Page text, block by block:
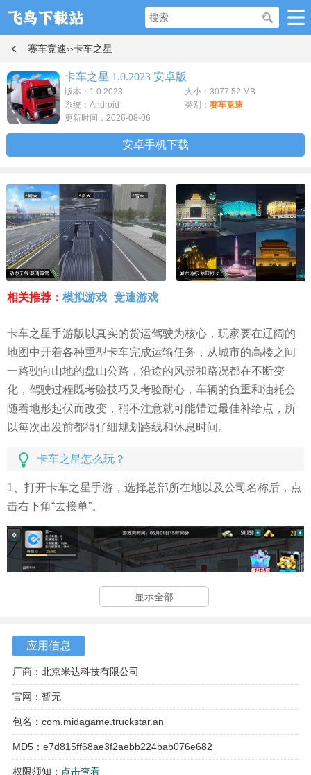
赛车竞速››卡车之星
卡车之星 1.0.2023 安卓版
版本：1.0.2023
大小：3077.52 MB
系统：Android
类别： 赛车竞速
更新时间：2026-08-06
安卓手机下载
相关推荐： 模拟游戏 竞速游戏
卡车之星手游版以真实的货运驾驶为核心，玩家要在辽阔的
地图中开着各种重型卡车完成运输任务，从城市的高楼之间
一路驶向山地的盘山公路，沿途的风景和路况都在不断变
化，驾驶过程既考验技巧又考验耐心，车辆的负重和油耗会
随着地形起伏而改变，稍不注意就可能错过最佳补给点，所
以每次出发前都得仔细规划路线和休息时间。
卡车之星怎么玩？
1、打开卡车之星手游，选择总部所在地以及公司名称后，点
击右下角“去接单”。
2、在右边可以查看到所有的待接订单，选择订单后点击开始
运输。
显示全部
应用信息
厂商：北京米达科技有限公司
官网：暂无
包名：com.midagame.truckstar.an
MD5：e7d815ff68ae3f2aebb224bab076e682
权限须知： 点击查看